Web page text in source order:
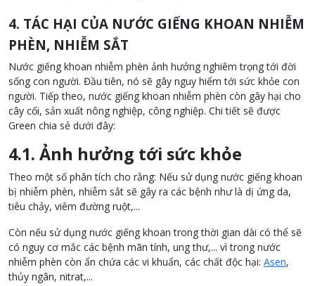
4. TÁC HẠI CỦA NƯỚC GIẾNG KHOAN NHIỄM
PHÈN, NHIỄM SẮT
Nước giếng khoan nhiễm phèn ảnh hưởng nghiêm trọng tới đời
sống con người. Đầu tiên, nó sẽ gây nguy hiểm tới sức khỏe con
người. Tiếp theo, nước giếng khoan nhiễm phèn còn gây hại cho
cây cối, sản xuất nông nghiệp, công nghiệp. Chi tiết sẽ được
Green chia sẻ dưới đây:
4.1. Ảnh hưởng tới sức khỏe
Theo một số phân tích cho rằng: Nếu sử dụng nước giếng khoan
bị nhiễm phèn, nhiễm sắt sẽ gây ra các bệnh như là dị ứng da,
tiêu chảy, viêm đường ruột,...
Còn nếu sử dụng nước giếng khoan trong thời gian dài có thể sẽ
có nguy cơ mắc các bệnh mãn tính, ung thư,... vì trong nước
nhiễm phèn còn ẩn chứa các vi khuẩn, các chất độc hại: Asen,
thủy ngân, nitrat,...